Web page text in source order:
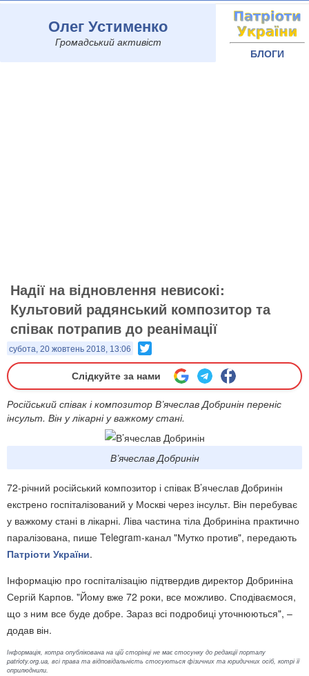
Олег Устименко
Громадський активіст
БЛОГИ
Надії на відновлення невисокі:
Культовий радянський композитор та
співак потрапив до реанімації
субота, 20 жовтень 2018, 13:06
Слідкуйте за нами
Російський співак і композитор В’ячеслав Добринін переніс
інсульт. Він у лікарні у важкому стані.
В’ячеслав Добринін
72-річний російський композитор і співак В’ячеслав Добринін
екстрено госпіталізований у Москві через інсульт. Він перебуває
у важкому стані в лікарні. Ліва частина тіла Добриніна практично
паралізована, пише Telegram-канал "Мутко против", передають
Патріоти України.
Інформацію про госпіталізацію підтвердив директор Добриніна
Сергій Карпов. "Йому вже 72 роки, все можливо. Сподіваємося,
що з ним все буде добре. Зараз всі подробиці уточнюються", –
додав він.
Інформація, котра опублікована на цій сторінці не має стосунку до редакції порталу
patrioty.org.ua, всі права та відповідальність стосуються фізичних та юридичних осіб, котрі її
оприлюднили.